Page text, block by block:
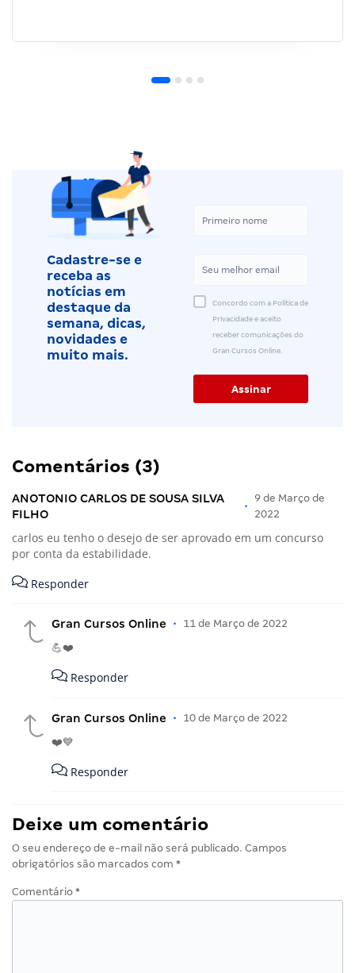
Cadastre-se e
receba as
notícias em
destaque da
semana, dicas,
novidades e
muito mais.
Concordo com a Política de
Privacidade e aceito
receber comunicações do
Gran Cursos Online.
Comentários (3)
ANOTONIO CARLOS DE SOUSA SILVA
FILHO
•
9 de Março de
2022
carlos eu tenho o desejo de ser aprovado em um concurso
por conta da estabilidade.
Responder
Gran Cursos Online • 11 de Março de 2022
💪❤️
Responder
Gran Cursos Online • 10 de Março de 2022
❤️💙
Responder
Deixe um comentário
O seu endereço de e-mail não será publicado. Campos
obrigatórios são marcados com *
Comentário *